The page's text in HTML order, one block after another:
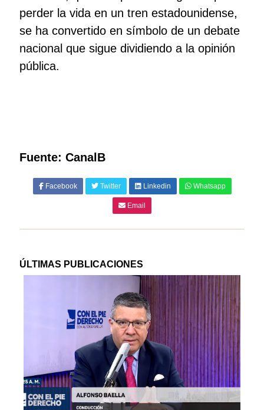
perder la vida en un tren estadounidense,
se ha convertido en símbolo de un debate
nacional que sigue dividiendo a la opinión
pública.
Fuente: CanalB
Facebook Twitter Linkedin Whatsapp
Email
ÚLTIMAS PUBLICACIONES